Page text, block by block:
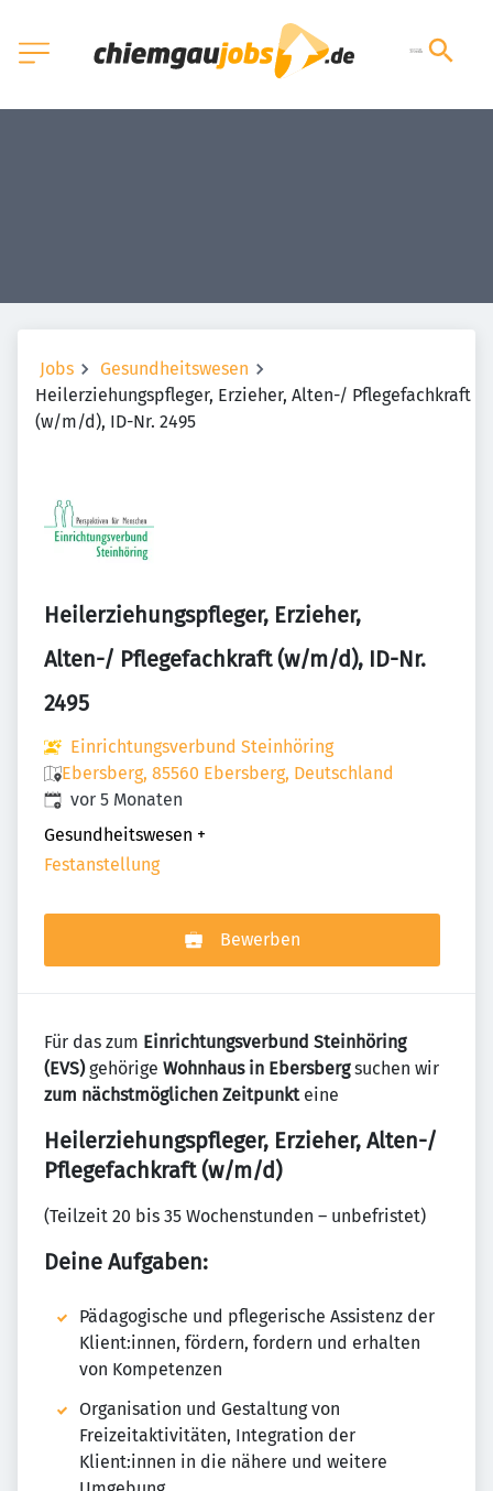
Jobs
Gesundheitswesen
Heilerziehungspfleger, Erzieher, Alten-/ Pflegefachkraft
(w/m/d), ID-Nr. 2495
Heilerziehungspfleger, Erzieher,
Alten-/ Pflegefachkraft (w/m/d), ID-Nr.
2495
Einrichtungsverbund Steinhöring
Ebersberg, 85560 Ebersberg, Deutschland
Veröffentlicht:
vor 5 Monaten
Gesundheitswesen +
Festanstellung
Bewerben
Für das zum Einrichtungsverbund Steinhöring
(EVS)gehörige Wohnhaus in Ebersbergsuchen wir
zum nächstmöglichen Zeitpunkt eine
Heilerziehungspfleger, Erzieher, Alten-/
Pflegefachkraft (w/m/d)
(Teilzeit 20 bis 35 Wochenstunden – unbefristet)
Deine Aufgaben:
Pädagogische und pflegerische Assistenz der
Klient:innen, fördern, fordern und erhalten
von Kompetenzen
Organisation und Gestaltung von
Freizeitaktivitäten, Integration der
Klient:innen in die nähere und weitere